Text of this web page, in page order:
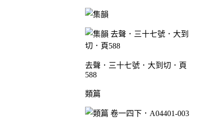
去聲．三十七號．大到切．頁
588
類篇